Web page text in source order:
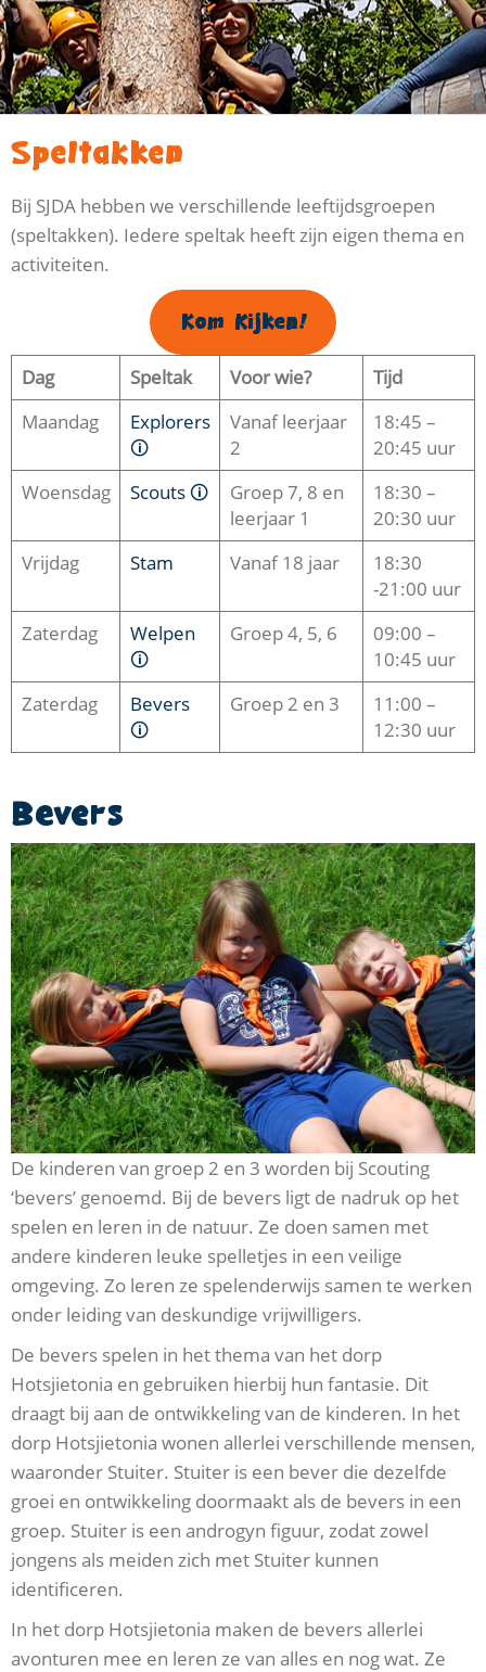
Speltakken
Bij SJDA hebben we verschillende leeftijdsgroepen
(speltakken). Iedere speltak heeft zijn eigen thema en
activiteiten.
Kom Kijken!
Dag Speltak Voor wie?
Tijd
Maandag
Explorers
🛈
Vanaf leerjaar
2
18:45 –
20:45 uur
Woensdag
Scouts 🛈
Groep 7, 8 en
leerjaar 1
18:30 –
20:30 uur
Vrijdag
Stam Vanaf 18 jaar
18:30
-21:00 uur
Zaterdag
Welpen
🛈
Groep 4, 5, 6
09:00 –
10:45 uur
Zaterdag
Bevers
🛈
Groep 2 en 3
11:00 –
12:30 uur
Bevers
De kinderen van groep 2 en 3 worden bij Scouting
‘bevers’ genoemd. Bij de bevers ligt de nadruk op het
spelen en leren in de natuur. Ze doen samen met
andere kinderen leuke spelletjes in een veilige
omgeving. Zo leren ze spelenderwijs samen te werken
onder leiding van deskundige vrijwilligers.
De bevers spelen in het thema van het dorp
Hotsjietonia en gebruiken hierbij hun fantasie. Dit
draagt bij aan de ontwikkeling van de kinderen. In het
dorp Hotsjietonia wonen allerlei verschillende mensen,
waaronder Stuiter. Stuiter is een bever die dezelfde
groei en ontwikkeling doormaakt als de bevers in een
groep. Stuiter is een androgyn figuur, zodat zowel
jongens als meiden zich met Stuiter kunnen
identificeren.
In het dorp Hotsjietonia maken de bevers allerlei
avonturen mee en leren ze van alles en nog wat. Ze